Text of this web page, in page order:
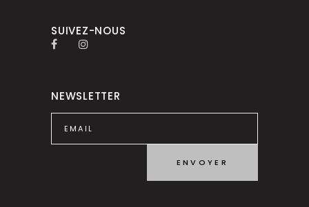
SUIVEZ-NOUS
NEWSLETTER